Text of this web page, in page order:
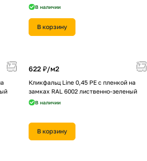
В наличии
В корзину
622 ₽/м2
Кликфальц Line 0,45 PE с пленкой на
замках RAL 6002 лиственно-зеленый
В наличии
В корзину